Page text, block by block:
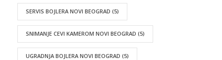
SERVIS BOJLERA NOVI BEOGRAD (5)
SNIMANJE CEVI KAMEROM NOVI BEOGRAD (5)
UGRADNJA BOJLERA NOVI BEOGRAD (5)